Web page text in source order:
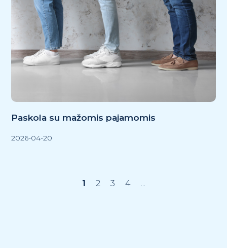
Paskola su mažomis pajamomis
2026-04-20
1 2 3 4 ...